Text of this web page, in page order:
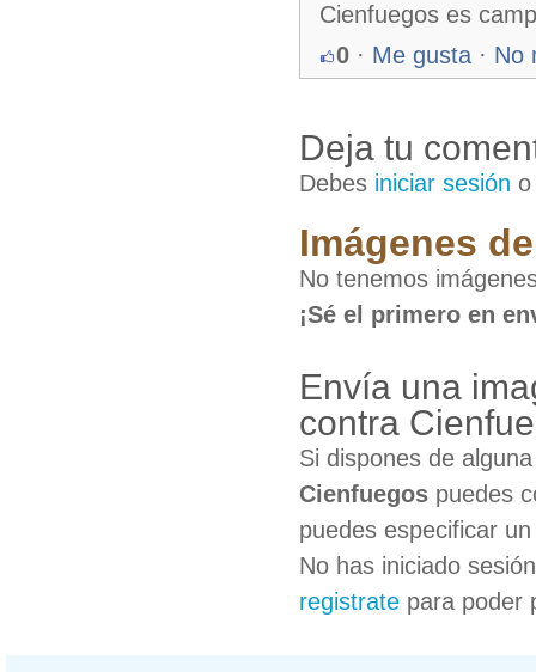
Cienfuegos es
0 · Me gusta · No
Deja tu
Debes iniciar sesión
Imágenes
No tenemos
¡Sé el primero en
Envía una
contra
Si dispones de
Cienfuegos puedes
puedes especificar
No has iniciado
registrate para poder